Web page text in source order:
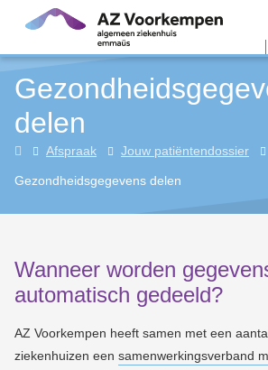
Overslaan en naar de inhoud gaan
delen
HomeAfspraak Jouw patiëntendossier
Gezondheidsgegevens delen
Wanneer worden
automatisch gedeeld?
AZ Voorkempen heeft samen met een
ziekenhuizen een samenwerkingsverband